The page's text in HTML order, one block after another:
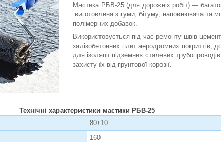
Мастика РБВ-25 (для дорожніх робіт) —
виготовлена з гуми, бітуму, наповнювача та
полімерних добавок.
Використовується під час ремонту швів
залізобетонних плит аеродромних покриттів,
для ізоляції підземних сталевих
захисту їх від ґрунтової корозії.
Технічні характеристики мастики РБВ-25
80±10
160